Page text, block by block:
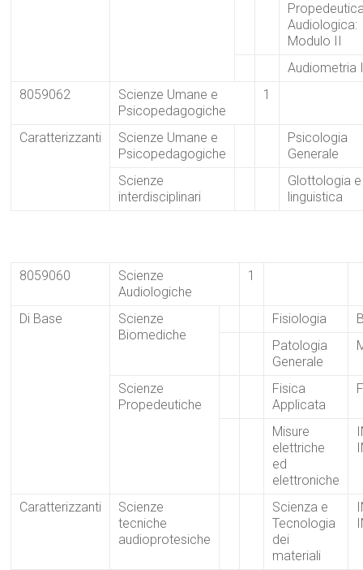
Audiologica:
Modulo II
Audiometria
8059062
Scienze Umane e
Psicopedagogiche
1
Caratterizzanti
Scienze Umane e
Psicopedagogiche
Psicologia
Generale
Scienze
interdisciplinari
Glottologia e
linguistica
8059060
Scienze
Audiologiche
1
Di Base
Scienze
Biomediche
Fisiologia
Patologia
Generale
Scienze
Propedeutiche
Fisica
Applicata
Misure
elettriche
ed
elettroniche
Caratterizzanti
Scienze
tecniche
audioprotesiche
Scienza e
Tecnologia
dei
materiali